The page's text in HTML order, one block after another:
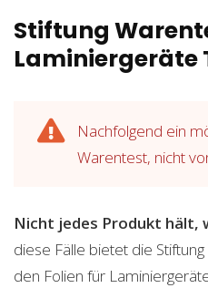
Stiftung
Laminiergeräte
Nachfolgend ein
Warentest, nicht
Nicht jedes Produkt hält,
diese Fälle bietet die
den Folien für